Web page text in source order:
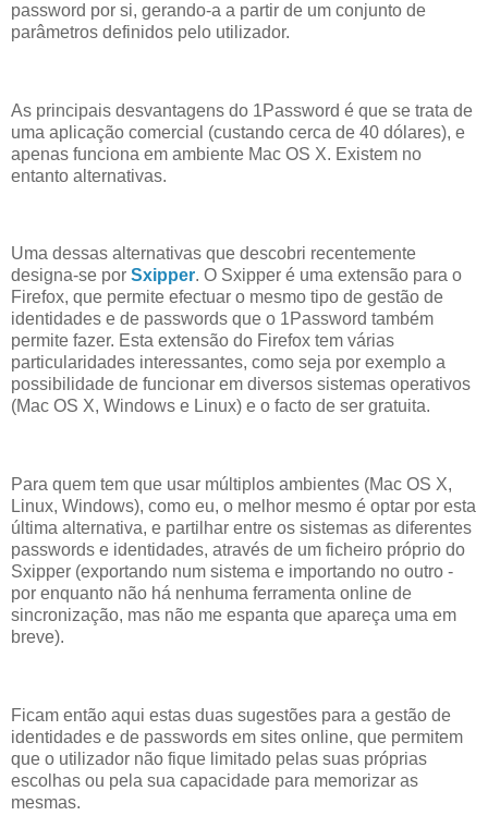
password por si, gerando-a a partir de um conjunto de
parâmetros definidos pelo utilizador.
As principais desvantagens do 1Password é que se trata de
uma aplicação comercial (custando cerca de 40 dólares), e
apenas funciona em ambiente Mac OS X. Existem no
entanto alternativas.
Uma dessas alternativas que descobri recentemente
designa-se por Sxipper. O Sxipper é uma extensão para o
Firefox, que permite efectuar o mesmo tipo de gestão de
identidades e de passwords que o 1Password também
permite fazer. Esta extensão do Firefox tem várias
particularidades interessantes, como seja por exemplo a
possibilidade de funcionar em diversos sistemas operativos
(Mac OS X, Windows e Linux) e o facto de ser gratuita.
Para quem tem que usar múltiplos ambientes (Mac OS X,
Linux, Windows), como eu, o melhor mesmo é optar por esta
última alternativa, e partilhar entre os sistemas as diferentes
passwords e identidades, através de um ficheiro próprio do
Sxipper (exportando num sistema e importando no outro -
por enquanto não há nenhuma ferramenta online de
sincronização, mas não me espanta que apareça uma em
breve).
Ficam então aqui estas duas sugestões para a gestão de
identidades e de passwords em sites online, que permitem
que o utilizador não fique limitado pelas suas próprias
escolhas ou pela sua capacidade para memorizar as
mesmas.